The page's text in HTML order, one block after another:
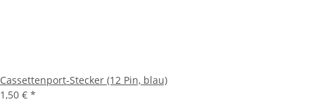
Cassettenport-Stecker (12 Pin, blau)
1,50 € *